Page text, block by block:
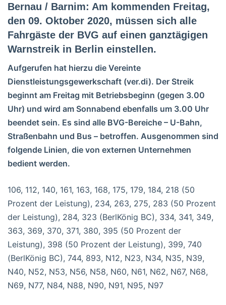
Bernau / Barnim: Am kommenden Freitag,
den 09. Oktober 2020, müssen sich alle
Fahrgäste der BVG auf einen ganztägigen
Warnstreik in Berlin einstellen.
Aufgerufen hat hierzu die Vereinte
Dienstleistungsgewerkschaft (ver.di). Der Streik
beginnt am Freitag mit Betriebsbeginn (gegen 3.00
Uhr) und wird am Sonnabend ebenfalls um 3.00 Uhr
beendet sein. Es sind alle BVG-Bereiche – U-Bahn,
Straßenbahn und Bus – betroffen. Ausgenommen sind
folgende Linien, die von externen Unternehmen
bedient werden.
106, 112, 140, 161, 163, 168, 175, 179, 184, 218 (50
Prozent der Leistung), 234, 263, 275, 283 (50 Prozent
der Leistung), 284, 323 (BerlKönig BC), 334, 341, 349,
363, 369, 370, 371, 380, 395 (50 Prozent der
Leistung), 398 (50 Prozent der Leistung), 399, 740
(BerlKönig BC), 744, 893, N12, N23, N34, N35, N39,
N40, N52, N53, N56, N58, N60, N61, N62, N67, N68,
N69, N77, N84, N88, N90, N91, N95, N97